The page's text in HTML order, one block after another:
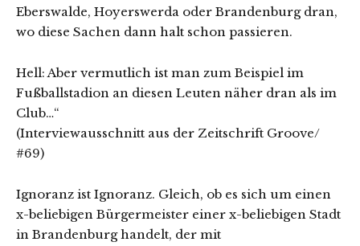
Eberswalde, Hoyerswerda oder Brandenburg dran,
wo diese Sachen dann halt schon passieren.
Hell: Aber vermutlich ist man zum Beispiel im
Fußballstadion an diesen Leuten näher dran als im
Club…“
(Interviewausschnitt aus der Zeitschrift Groove/
#69)
Ignoranz ist Ignoranz. Gleich, ob es sich um einen
x-beliebigen Bürgermeister einer x-beliebigen Stadt
in Brandenburg handelt, der mit